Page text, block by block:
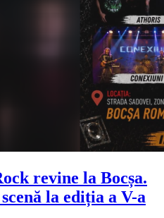
revine la Bocșa.
la ediția a V-a